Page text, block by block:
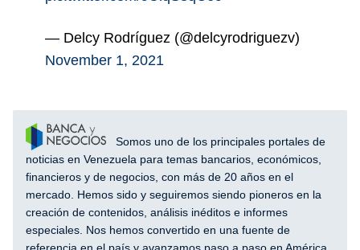
— Delcy Rodríguez (@delcyrodriguezv)
November 1, 2021
Somos uno de los principales portales de
noticias en Venezuela para temas bancarios, económicos,
financieros y de negocios, con más de 20 años en el
mercado. Hemos sido y seguiremos siendo pioneros en la
creación de contenidos, análisis inéditos e informes
especiales. Nos hemos convertido en una fuente de